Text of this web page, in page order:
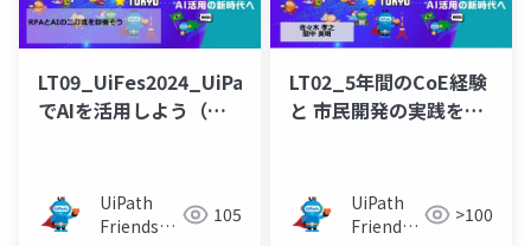
LT09_UiFes2024_UiPath
でAIを活用しよう（タ
UiPath
Friends
105
LT02_5年間のCoE経験
と 市民開発の実践を体
UiPath
Friends
>100